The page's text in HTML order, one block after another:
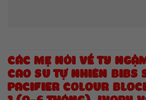
CÁC MẸ NÓI VỀ TY
CAO SU TỰ NHIÊN BIBS
PACIFIER COLOUR